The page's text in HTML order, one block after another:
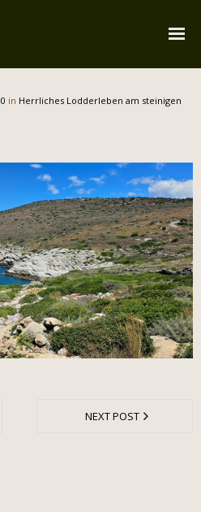
in Herrliches Lodderleben am steinigen
NEXT POST